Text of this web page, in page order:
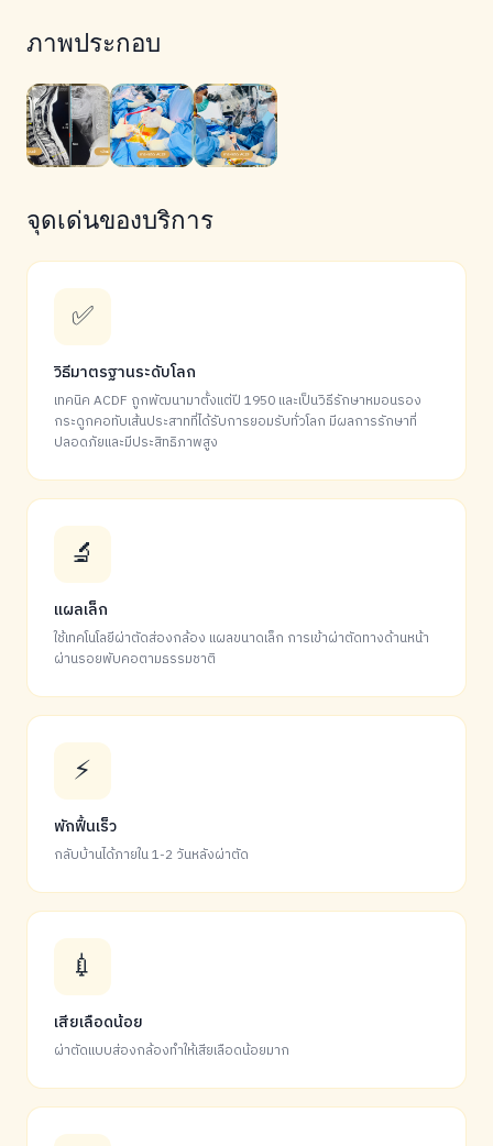
ภาพประกอบ
จุดเด่นของบริการ
✅
วิธีมาตรฐานระดับโลก
เทคนิค ACDF ถูกพัฒนามาตั้งแต่ปี 1950 และเป็นวิธีรักษาหมอนรอง
กระดูกคอทับเส้นประสาทที่ได้รับการยอมรับทั่วโลก มีผลการรักษาที่
ปลอดภัยและมีประสิทธิภาพสูง
🔬
แผลเล็ก
ใช้เทคโนโลยีผ่าตัดส่องกล้อง แผลขนาดเล็ก การเข้าผ่าตัดทางด้านหน้า
ผ่านรอยพับคอตามธรรมชาติ
⚡
พักฟื้นเร็ว
กลับบ้านได้ภายใน 1-2 วันหลังผ่าตัด
💉
เสียเลือดน้อย
ผ่าตัดแบบส่องกล้องทำให้เสียเลือดน้อยมาก